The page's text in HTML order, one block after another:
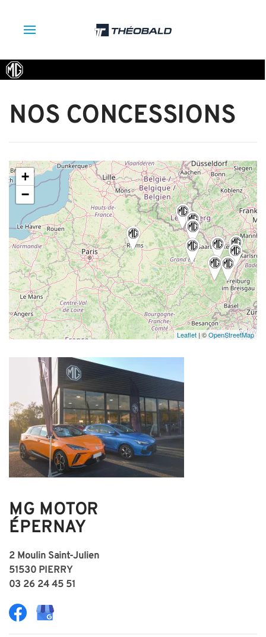
NOS CONCESSIONS
+
−
Leaflet | ©OpenStreetMap
MG MOTOR
ÉPERNAY
2 Moulin Saint-Julien
51530 PIERRY
03 26 24 45 51